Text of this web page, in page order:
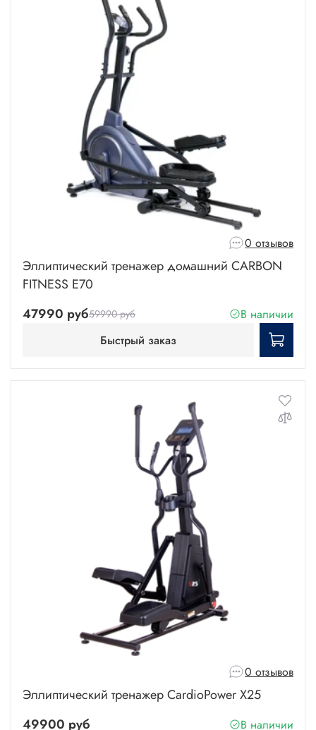
0 отзывов
Эллиптический тренажер домашний CARBON
FITNESS E70
47990 руб59990 руб
В наличии
Быстрый заказ
0 отзывов
Эллиптический тренажер CardioPower X25
49900 руб
В наличии